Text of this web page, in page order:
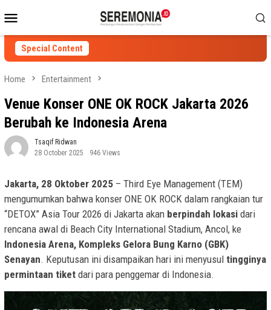
to
contentMenu
Special Content
Home Entertainment
Venue Konser ONE OK ROCK Jakarta 2026
Berubah ke Indonesia Arena
Tsaqif Ridwan
28 October 2025
946 Views
Jakarta, 28 Oktober 2025 – Third Eye Management (TEM)
mengumumkan bahwa konser ONE OK ROCK dalam rangkaian tur
“DETOX” Asia Tour 2026 di Jakarta akan berpindah lokasi dari
rencana awal di Beach City International Stadium, Ancol, ke
Indonesia Arena, Kompleks Gelora Bung Karno (GBK)
Senayan. Keputusan ini disampaikan hari ini menyusul tingginya
permintaan tiket dari para penggemar di Indonesia.